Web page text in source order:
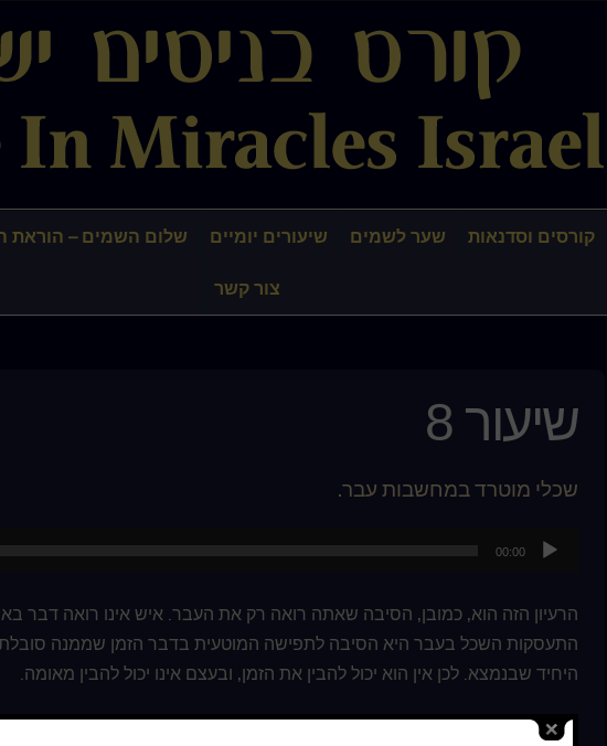
קורסים וסדנאות שער לשמים שיעורים יומיים שלום השמים – הוראת
צור קשר
שיעור 8
שכלי מוטרד במחשבות עבר.
00:00
הרעיון הזה הוא, כמובן, הסיבה שאתה רואה רק את העבר. איש אינו רואה דבר
התעסקות השכל בעבר היא הסיבה לתפישה המוטעית בדבר הזמן שממנה סובלת
היחיד שבנמצא. לכן אין הוא יכול להבין את הזמן, ובעצם אינו יכול להבין מאומה.
המחשבה האחת האמיתית לגמרי על אודות העבר שאפשר לדבוק בה היא שהוא